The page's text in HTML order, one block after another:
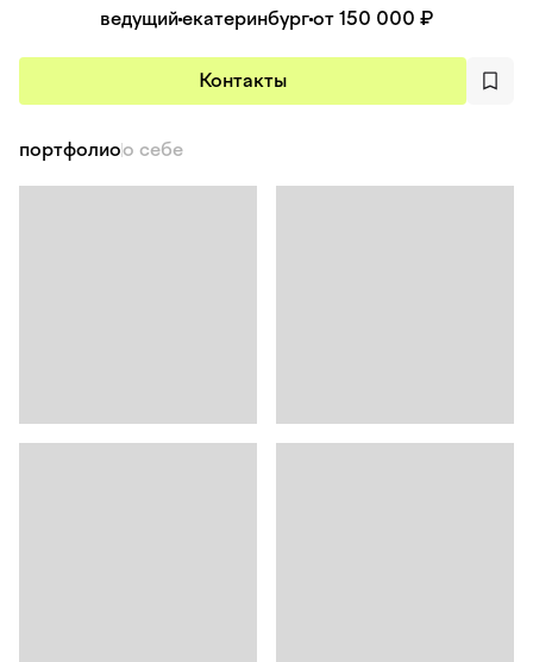
ведущийекатеринбургот 150 000 ₽
Контакты
портфолиоо себе